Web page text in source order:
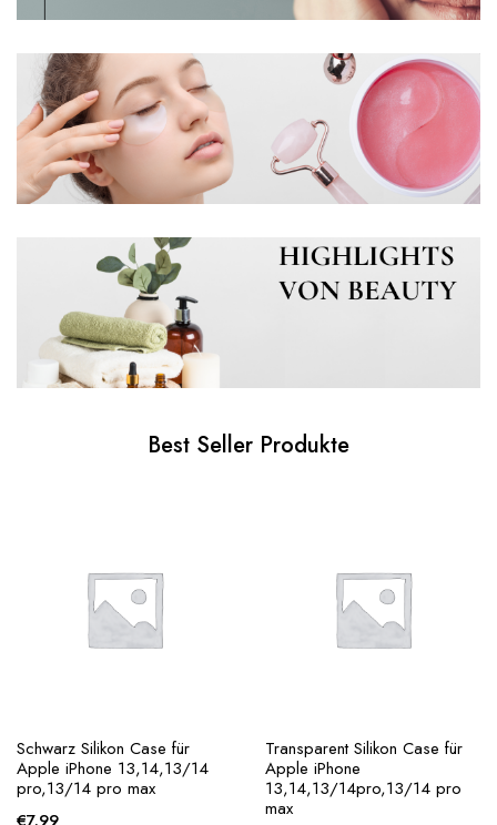
Best Seller Produkte
Schwarz Silikon Case für
Apple iPhone 13,14,13/14
pro,13/14 pro max
Transparent Silikon Case für
Apple iPhone
13,14,13/14pro,13/14 pro
max